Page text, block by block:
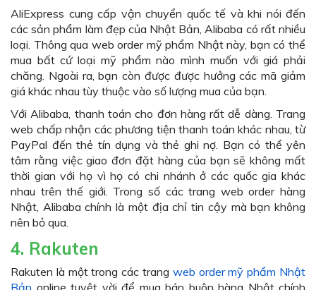
AliExpress cung cấp vận chuyển quốc tế và khi nói đến
các sản phẩm làm đẹp của Nhật Bản, Alibaba có rất nhiều
loại. Thông qua web order mỹ phẩm Nhật này, bạn có thể
mua bất cứ loại mỹ phẩm nào mình muốn với giá phải
chăng. Ngoài ra, bạn còn được được hưởng các mã giảm
giá khác nhau tùy thuộc vào số lượng mua của bạn.
Với Alibaba, thanh toán cho đơn hàng rất dễ dàng. Trang
web chấp nhận các phương tiện thanh toán khác nhau, từ
PayPal đến thẻ tín dụng và thẻ ghi nợ. Bạn có thể yên
tâm rằng việc giao đơn đặt hàng của bạn sẽ không mất
thời gian với họ vì họ có chi nhánh ở các quốc gia khác
nhau trên thế giới. Trong số các trang web order hàng
Nhật, Alibaba chính là một địa chỉ tin cậy mà bạn không
nên bỏ qua.
4. Rakuten
Rakuten là một trong các trang web order mỹ phẩm Nhật